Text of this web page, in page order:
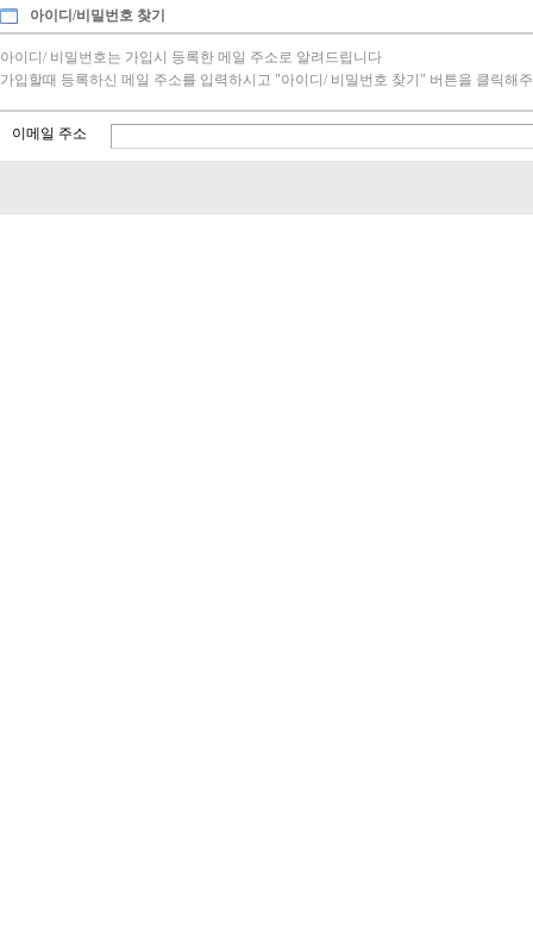
아이디/비밀번호 찾기
아이디/ 비밀번호는 가입시 등록한 메일 주소로 알려드립니다
가입할때 등록하신 메일 주소를 입력하시고 "아이디/ 비밀번호 찾기" 버튼을 클릭해
이메일 주소